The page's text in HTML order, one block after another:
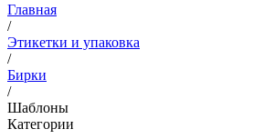
Главная
/
Этикетки и упаковка
/
Бирки
/
Шаблоны
Категории